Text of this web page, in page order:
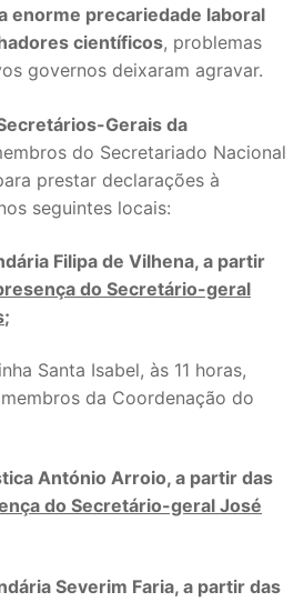
enorme precariedade laboral
científicos, problemas
governos deixaram agravar.
Gerais da
do Secretariado Nacional
prestar declarações à
seguintes locais:
Filipa de Vilhena, a partir
do Secretário-geral
;
Santa Isabel, às 11 horas,
da Coordenação do
António Arroio, a partir das
do Secretário-geral José
Severim Faria, a partir das